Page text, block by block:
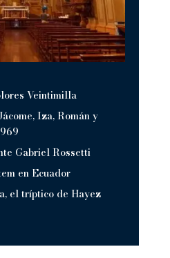
Veintimilla
Iza, Román y
Gabriel Rossetti
en Ecuador
el tríptico de Hayez